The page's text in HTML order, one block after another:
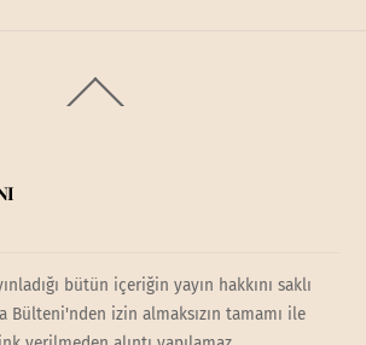
To
bütün içeriğin yayın hakkını saklı
Bülteni'nden izin almaksızın tamamı ile